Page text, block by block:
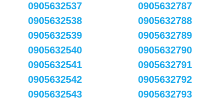
0905632537
0905632538
0905632539
0905632540
0905632541
0905632542
0905632543
0905632787
0905632788
0905632789
0905632790
0905632791
0905632792
0905632793